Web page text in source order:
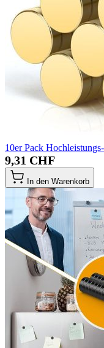
10er Pack
9,31 CHF
In den Warenkorb